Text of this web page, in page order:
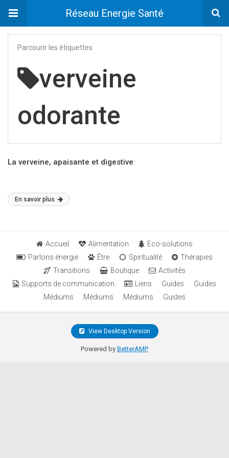
Réseau Energie Santé
Parcourir les étiquettes
verveine
odorante
La verveine, apaisante et digestive
En savoir plus
Accueil Alimentation
Eco-solutions
Parlons énergie
Être Spiritualité
Thérapies
Transitions
Boutique
Activités
Supports de communication
Liens Guides
Guides
Médiums
Médiums Médiums Guides
View Desktop Version
Powered by BetterAMP